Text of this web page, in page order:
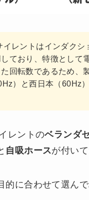
イレントはインダクシ
ており、特徴として
回転数であるため、
）と西日本（60Hz
レントのベランダ
自吸ホースが付いて
的に合わせて選んで